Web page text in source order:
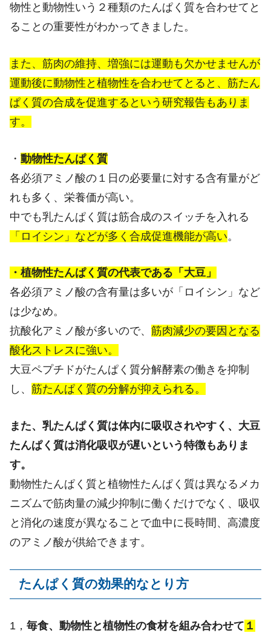
物性と動物性いう２種類のたんぱく質を合わせてと
ることの重要性がわかってきました。
また、筋肉の維持、増強には運動も欠かせませんが
運動後に動物性と植物性を合わせてとると、筋たん
ぱく質の合成を促進するという研究報告もありま
す。
・ 動物性たんぱく質
各必須アミノ酸の１日の必要量に対する含有量がど
れも多く、栄養価が高い。
中でも乳たんぱく質は筋合成のスイッチを入れる
「ロイシン」などが多く合成促進機能が高い。
・植物性たんぱく質の代表である「大豆」
各必須アミノ酸の含有量は多いが「ロイシン」など
は少なめ。
抗酸化アミノ酸が多いので、 筋肉減少の要因となる
酸化ストレスに強い。
大豆ペプチドがたんぱく質分解酵素の働きを抑制
し、 筋たんぱく質の分解が抑えられる。
また、乳たんぱく質は体内に吸収されやすく、大豆
たんぱく質は消化吸収が遅いという特徴もありま
す。
動物性たんぱく質と植物性たんぱく質は異なるメカ
ニズムで筋肉量の減少抑制に働くだけでなく、吸収
と消化の速度が異なることで血中に長時間、高濃度
のアミノ酸が供給できます。
たんぱく質の効果的なとり方
1， 毎食、動物性と植物性の食材を組み合わせて １